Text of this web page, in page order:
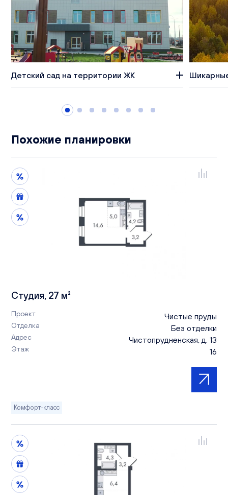
Детский сад на территории ЖК
Похожие планировки
Студия, 27 м²
Проект Чистые пруды
Отделка Без отделки
Адрес Чистопрудненская, д. 13
Этаж 16
Комфорт-класс